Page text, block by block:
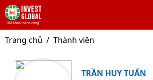
Trang chủ Thành viên
TRẦN HUY TUẤN